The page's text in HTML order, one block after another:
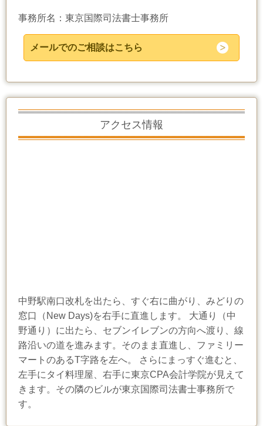
事務所名：東京国際司法書士事務所
メールでのご相談はこちら
アクセス情報
中野駅南口改札を出たら、すぐ右に曲がり、みどりの
窓口（New Days)を右手に直進します。 大通り（中
野通り）に出たら、セブンイレブンの方向へ渡り、線
路沿いの道を進みます。そのまま直進し、ファミリー
マートのあるT字路を左へ。 さらにまっすぐ進むと、
左手にタイ料理屋、右手に東京CPA会計学院が見えて
きます。その隣のビルが東京国際司法書士事務所で
す。